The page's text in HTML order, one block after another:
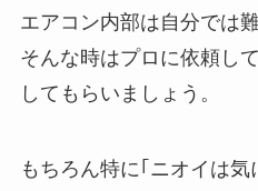
エアコン内部は自分では
そんな時はプロに依頼し
してもらいましょう。
もちろん特に｢ニオイは